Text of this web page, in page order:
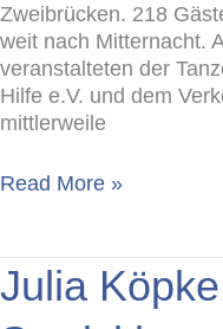
Zweibrücken. 218
weit nach Mitternacht.
veranstalteten der
Hilfe e.V. und dem
mittlerweile
Read More »
Julia
Julia
Köpke